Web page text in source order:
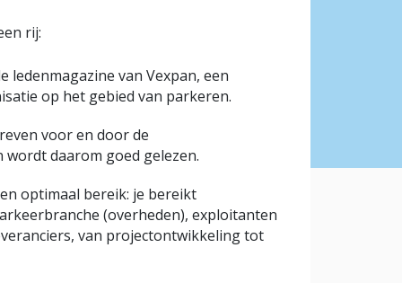
rij:
ledenmagazine van Vexpan, een
op het gebied van parkeren.
voor en door de
daarom goed gelezen.
optimaal bereik: je bereikt
(overheden), exploitanten
van projectontwikkeling tot